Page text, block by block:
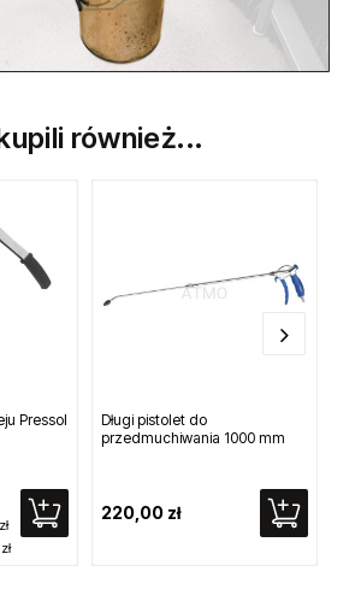
również...
Pressol
Długi pistolet do
przedmuchiwania 1000 mm
220,00 zł